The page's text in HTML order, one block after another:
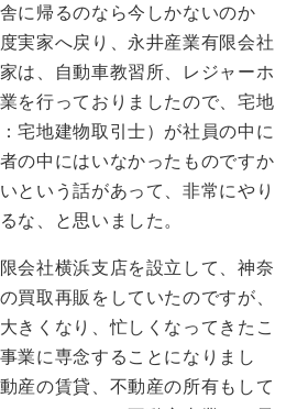
に帰るのなら今しかないのか
実家へ戻り、永井産業有限会社
は、自動車教習所、レジャーホ
を行っておりましたので、宅地
宅地建物取引士）が社員の中に
の中にはいなかったものですか
という話があって、非常にやり
な、と思いました。
会社横浜支店を設立して、神奈
買取再販をしていたのですが、
きくなり、忙しくなってきたこ
業に専念することになりまし
産の賃貸、不動産の所有もして